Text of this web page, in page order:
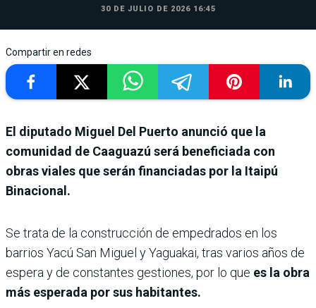
30 DE JULIO DE 2026 16:45
Compartir en redes
El diputado Miguel Del Puerto anunció que la
comunidad de Caaguazú será beneficiada con
obras viales que serán financiadas por la Itaipú
Binacional.
Se trata de la construcción de empedrados en los
barrios Yacú San Miguel y Yaguakai, tras varios años de
espera y de constantes gestiones, por lo que es la obra
más esperada por sus habitantes.